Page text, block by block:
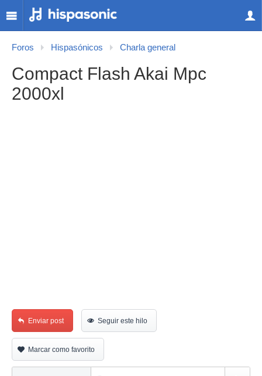
Foros Hispasónicos Charla general
Compact Flash Akai Mpc
2000xl
Enviar post Seguir este hilo
Marcar como favorito